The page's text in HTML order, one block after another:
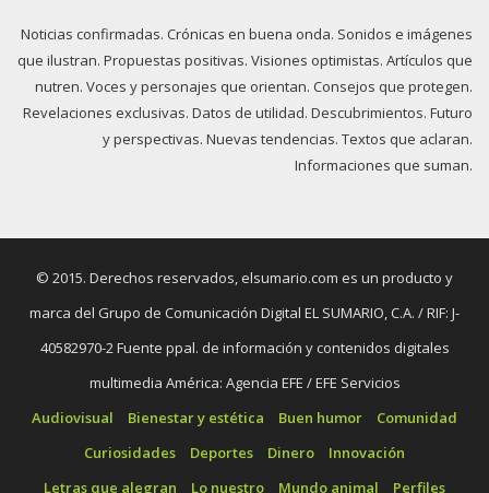
Noticias confirmadas. Crónicas en buena onda. Sonidos e imágenes
que ilustran. Propuestas positivas. Visiones optimistas. Artículos que
nutren. Voces y personajes que orientan. Consejos que protegen.
Revelaciones exclusivas. Datos de utilidad. Descubrimientos. Futuro
y perspectivas. Nuevas tendencias. Textos que aclaran.
Informaciones que suman.
© 2015. Derechos reservados, elsumario.com es un producto y
marca del Grupo de Comunicación Digital EL SUMARIO, C.A. / RIF: J-
40582970-2 Fuente ppal. de información y contenidos digitales
multimedia América: Agencia EFE / EFE Servicios
Audiovisual
Bienestar y estética Buen humor
Comunidad
Curiosidades
Deportes Dinero
Innovación
Letras que alegran
Lo nuestro Mundo animal Perfiles